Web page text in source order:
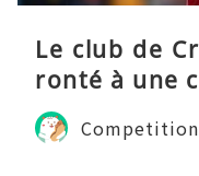
Le club de
ronté à une